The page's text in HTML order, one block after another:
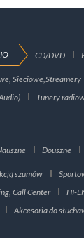
CD/DVD
Sieciowe,Streamery
Tunery
Douszne
szumów
Call Center
HI-
Akcesoria do